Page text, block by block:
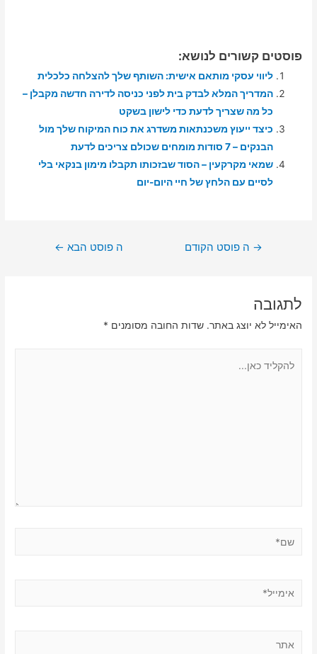
פוסטים קשורים לנושא:
ליווי עסקי מותאם אישית: השותף שלך להצלחה כלכלית
המדריך המלא לבדק בית לפני כניסה לדירה חדשה מקבלן –
כל מה שצריך לדעת כדי לישון בשקט
כיצד ייעוץ משכנתאות משדרג את כוח המיקוח שלך מול
הבנקים – 7 סודות מומחים שכולם צריכים לדעת
שמאי מקרקעין – הסוד שבזכותו תקבלו מימון בנקאי בלי
לסיים עם הלחץ של חיי היום-יום
ניווט
→ ה פוסט הקודם ה פוסט הבא ←
לתגובה
האימייל לא יוצג באתר. שדות החובה מסומנים *